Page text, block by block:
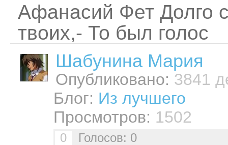
Афанасий Фет Долго
твоих,- То был голос
Шабунинa Мария
Опубликовано: 3841
Блог: Из лучшего
Просмотров: 1502
0 Голосов: 0